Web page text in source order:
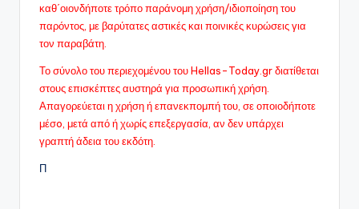
καθ΄οιονδήποτε τρόπο παράνομη χρήση/ιδιοποίηση του
παρόντος, με βαρύτατες αστικές και ποινικές κυρώσεις για
τον παραβάτη.
Το σύνολο του περιεχομένου του Hellas-Today.gr διατίθεται
στους επισκέπτες αυστηρά για προσωπική χρήση.
Απαγορεύεται η χρήση ή επανεκπομπή του, σε οποιοδήποτε
μέσo, μετά από ή χωρίς επεξεργασία, αν δεν υπάρχει
γραπτή άδεια του εκδότη.
Π